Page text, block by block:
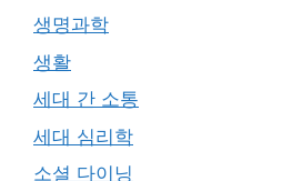
생명과학
생활
세대 간 소통
세대 심리학
소셜 다이닝